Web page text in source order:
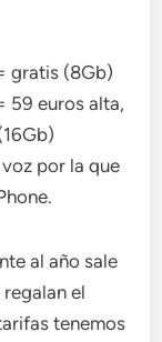
gratis (8Gb)
59 euros alta,
por la que
al año sale
el
tenemos